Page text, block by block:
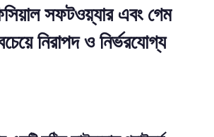
সফটওয়্যার এবং গেম
নিরাপদ ও নির্ভরযোগ্য